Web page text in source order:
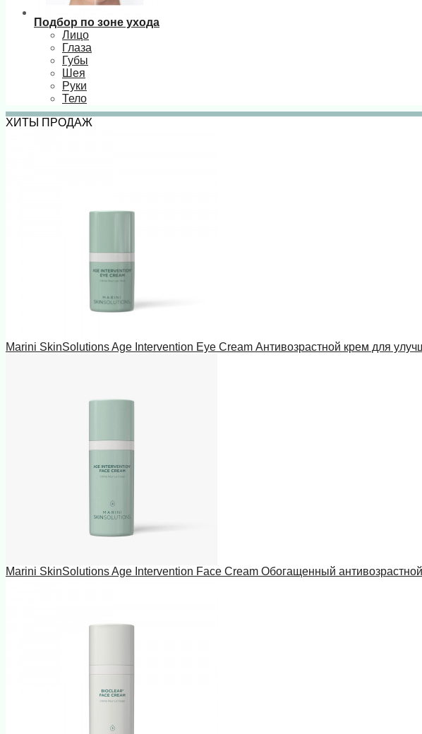
Подбор по зоне ухода
Лицо
Глаза
Губы
Шея
Руки
Тело
ХИТЫ ПРОДАЖ
Marini SkinSolutions Age Intervention Eye Cream Антивозрастной крем для
Marini SkinSolutions Age Intervention Face Cream Обогащенный